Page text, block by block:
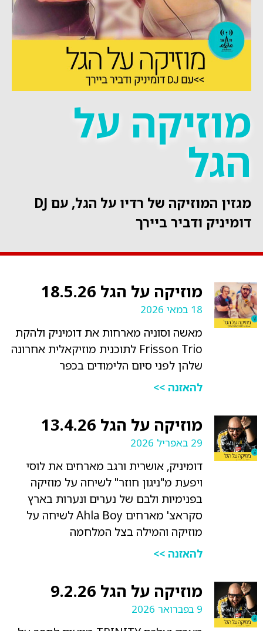
מוזיקה על
הגל
מגזין המוזיקה של רדיו על הגל, עם DJ
דומיניק ודביר ביירך
מוזיקה על הגל 18.5.26
18 במאי 2026
מאשה וסוניה מארחות את דומיניק ולהקת
Frisson Trio לתוכנית מוזיקאלית אחרונה
שלהן לפני סיום הלימודים בכפר
להאזנה >>
מוזיקה על הגל 13.4.26
29 באפריל 2026
דומיניק, אושרית ורגב מארחים את לוסי
ויפעת מ"ניגון חוזר" לשיחה על מוזיקה
בפנימיות ולבם של נערים ונערות בארץ
סקראצ' מארחים Ahla Boy לשיחה על
מוזיקה והמילה בצל המלחמה
להאזנה >>
מוזיקה על הגל 9.2.26
9 בפברואר 2026